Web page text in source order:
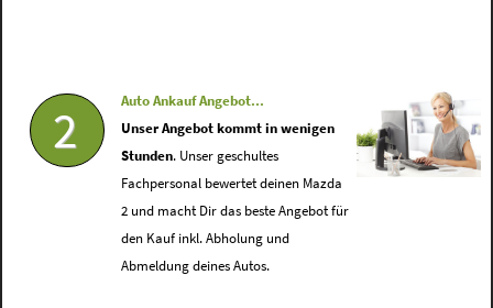
2
Auto Ankauf Angebot...
Unser Angebot kommt in wenigen
Stunden. Unser geschultes
Fachpersonal bewertet deinen Mazda
2 und macht Dir das beste Angebot für
den Kauf inkl. Abholung und
Abmeldung deines Autos.